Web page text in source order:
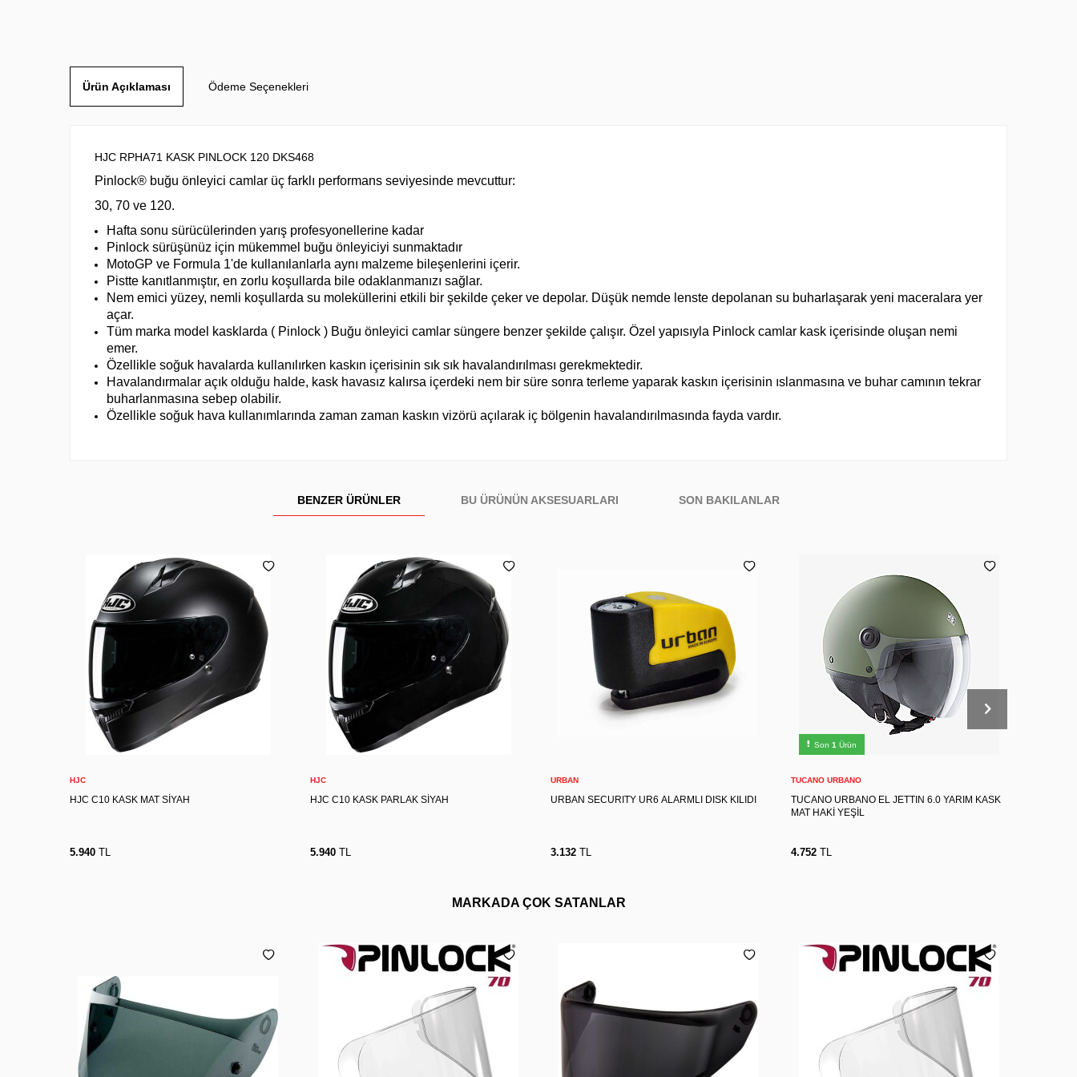
Ürün Açıklaması Ödeme Seçenekleri
HJC RPHA71 KASK PINLOCK 120 DKS468
Pinlock® buğu önleyici camlar üç farklı performans seviyesinde mevcuttur:
30, 70 ve 120.
Hafta sonu sürücülerinden yarış profesyonellerine kadar
Pinlock sürüşünüz için mükemmel buğu önleyiciyi sunmaktadır
MotoGP ve Formula 1'de kullanılanlarla aynı malzeme bileşenlerini içerir.
Pistte kanıtlanmıştır, en zorlu koşullarda bile odaklanmanızı sağlar.
Nem emici yüzey, nemli koşullarda su moleküllerini etkili bir şekilde çeker ve depolar. Düşük nemde lenste depolanan su buharlaşarak yeni maceralara yer
açar.
Tüm marka model kasklarda ( Pinlock ) Buğu önleyici camlar süngere benzer şekilde çalışır. Özel yapısıyla Pinlock camlar kask içerisinde oluşan nemi
emer.
Özellikle soğuk havalarda kullanılırken kaskın içerisinin sık sık havalandırılması gerekmektedir.
Havalandırmalar açık olduğu halde, kask havasız kalırsa içerdeki nem bir süre sonra terleme yaparak kaskın içerisinin ıslanmasına ve buhar camının tekrar
buharlanmasına sebep olabilir.
Özellikle soğuk hava kullanımlarında zaman zaman kaskın vizörü açılarak iç bölgenin havalandırılmasında fayda vardır.
BENZER ÜRÜNLER BU ÜRÜNÜN AKSESUARLARI SON BAKILANLAR
XS S 2XL
HJC
HJC C10 KASK MAT SİYAH
5.940 TL
S
HJC
HJC C10 KASK PARLAK SİYAH
5.940 TL
URBAN
URBAN SECURITY UR6 ALARMLI DISK KILIDI
3.132 TL
Son 1 Ürün
XXL XS
Sepete Ekle
TUCANO URBANO
TUCANO URBANO EL JETTIN 6.0 YARIM KASK
MAT HAKİ YEŞİL
4.752 TL
MARKADA ÇOK SATANLAR